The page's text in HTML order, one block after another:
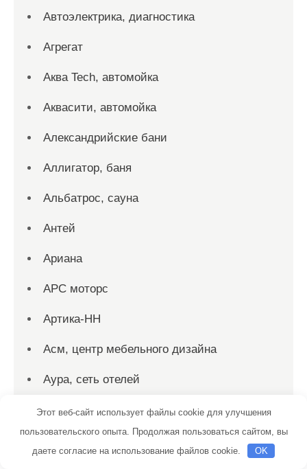
Автоэлектрика, диагностика
Агрегат
Аква Tech, автомойка
Аквасити, автомойка
Александрийские бани
Аллигатор, баня
Альбатрос, сауна
Антей
Ариана
АРС моторс
Артика-НН
Асм, центр мебельного дизайна
Аура, сеть отелей
Афродита, сауна
База упаковочных товаров
Этот веб-сайт использует файлы cookie для улучшения
пользовательского опыта. Продолжая пользоваться сайтом, вы
даете согласие на использование файлов cookie.
OK